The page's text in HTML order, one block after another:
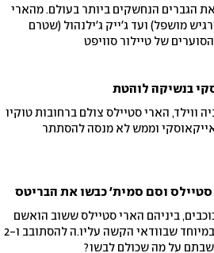
כולל את הגברים הנחשקים ביותר בעולם. מהארי
מושפל) ועד ג'ייק ג'ילנהול (שטרם
של טיילור סוויפט
בנשיקה לוהטת
ווילד, הארי סטיילס צולם ברחובות טוקיו
וממש לא מנסה להסתתר
וסם סמית' כבשו את הבריטס
ביניהם הארי סטיילס ששוב הואשם
בקווירבייטינג, סם סמית' שהגיע.ה בבגד בולט במיוחד שבוודאי הקשה עליו.ה להסתובב ו-2
על מה שכולם לבשו?